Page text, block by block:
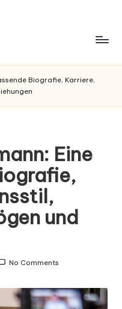
Biografie, Karriere,
Eine
und
No Comments